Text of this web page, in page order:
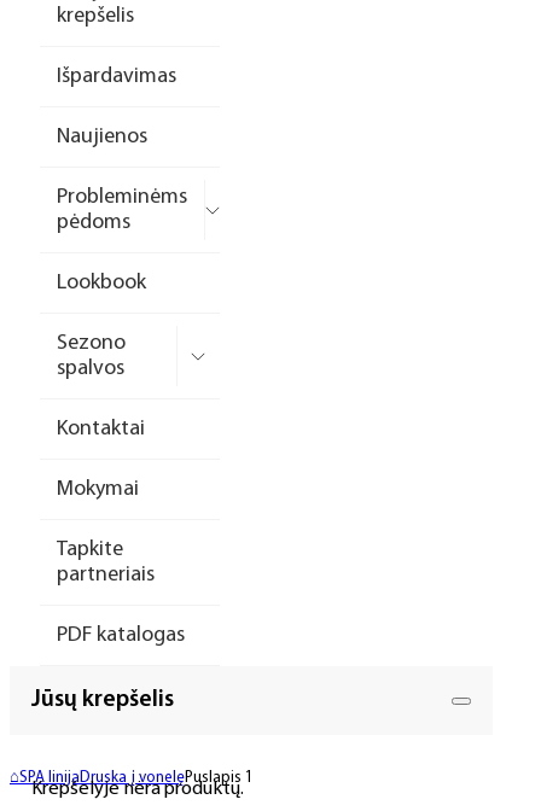
krepšelis
Išpardavimas
Naujienos
Probleminėms
pėdoms
Lookbook
Sezono
spalvos
Kontaktai
Mokymai
Tapkite
partneriais
PDF katalogas
Jūsų krepšelis
Krepšelyje nėra produktų.
⌂SPA linija Druska į vonelęPuslapis 1